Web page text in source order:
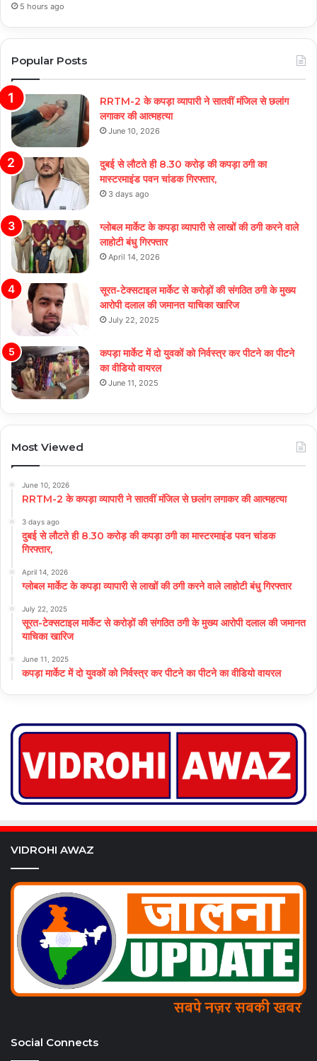
5 hours ago
Popular Posts
RRTM-2 के कपड़ा व्यापारी ने सातवीं मंजिल से छलांग
लगाकर की आत्महत्या
June 10, 2026
दुबई से लौटते ही 8.30 करोड़ की कपड़ा ठगी का
मास्टरमाइंड पवन चांडक गिरफ्तार,
3 days ago
ग्लोबल मार्केट के कपड़ा व्यापारी से लाखों की ठगी करने वाले
लाहोटी बंधु गिरफ्तार
April 14, 2026
सूरत-टेक्सटाइल मार्केट से करोड़ों की संगठित ठगी के मुख्य
आरोपी दलाल की जमानत याचिका खारिज
July 22, 2025
कपड़ा मार्केट में दो युवकों को निर्वस्त्र कर पीटने का पीटने
का वीडियो वायरल
June 11, 2025
Most Viewed
June 10, 2026
RRTM-2 के कपड़ा व्यापारी ने सातवीं मंजिल से छलांग लगाकर की आत्महत्या
3 days ago
दुबई से लौटते ही 8.30 करोड़ की कपड़ा ठगी का मास्टरमाइंड पवन चांडक
गिरफ्तार,
April 14, 2026
ग्लोबल मार्केट के कपड़ा व्यापारी से लाखों की ठगी करने वाले लाहोटी बंधु गिरफ्तार
July 22, 2025
सूरत-टेक्सटाइल मार्केट से करोड़ों की संगठित ठगी के मुख्य आरोपी दलाल की जमानत
याचिका खारिज
June 11, 2025
कपड़ा मार्केट में दो युवकों को निर्वस्त्र कर पीटने का पीटने का वीडियो वायरल
VIDROHI AWAZ
Social Connects